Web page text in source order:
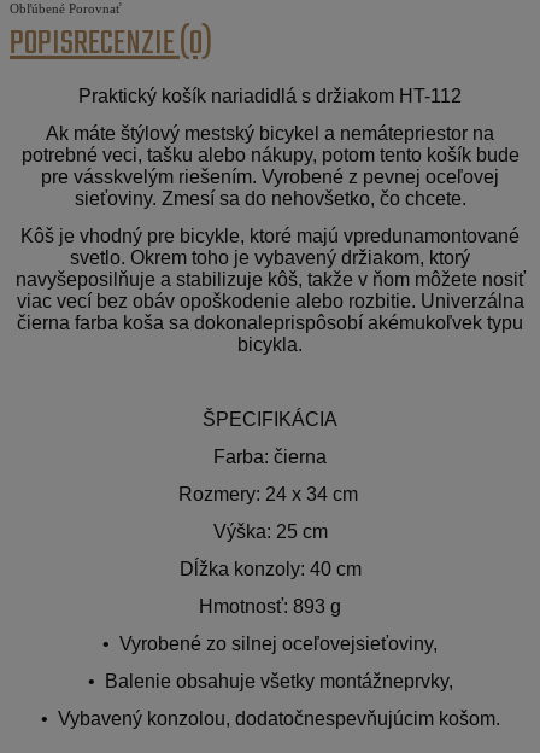
Obľúbené Porovnať
POPISRECENZIE (0)
Praktický košík nariadidlá s držiakom HT-112
Ak máte štýlový mestský bicykel a nemátepriestor na
potrebné veci, tašku alebo nákupy, potom tento košík bude
pre vásskvelým riešením. Vyrobené z pevnej oceľovej
sieťoviny. Zmesí sa do nehovšetko, čo chcete.
Kôš je vhodný pre bicykle, ktoré majú vpredunamontované
svetlo. Okrem toho je vybavený držiakom, ktorý
navyšeposilňuje a stabilizuje kôš, takže v ňom môžete nosiť
viac vecí bez obáv opoškodenie alebo rozbitie. Univerzálna
čierna farba koša sa dokonaleprispôsobí akémukoľvek typu
bicykla.
ŠPECIFIKÁCIA
Farba: čierna
Rozmery: 24 x 34 cm
Výška: 25 cm
Dĺžka konzoly: 40 cm
Hmotnosť: 893 g
• Vyrobené zo silnej oceľovejsieťoviny,
• Balenie obsahuje všetky montážneprvky,
• Vybavený konzolou, dodatočnespevňujúcim košom.